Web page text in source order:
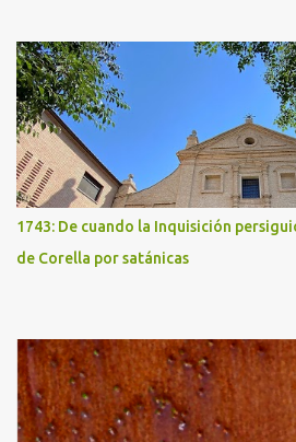
1743: De cuando la Inquisición
de Corella por satánicas